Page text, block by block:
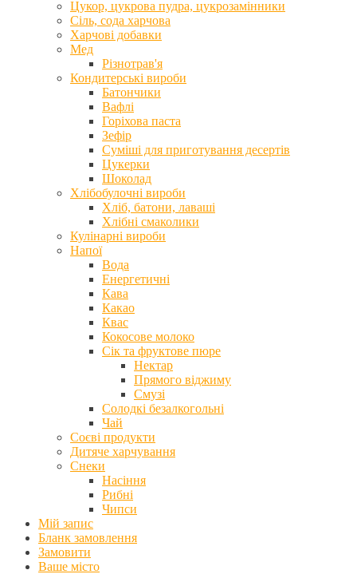
Цукор, цукрова пудра, цукрозамінники
Сіль, сода харчова
Харчові добавки
Мед
Різнотрав'я
Кондитерські вироби
Батончики
Вафлі
Горіхова паста
Зефір
Суміші для приготування десертів
Цукерки
Шоколад
Хлібобулочні вироби
Хліб, батони, лаваші
Хлібні смаколики
Кулінарні вироби
Напої
Вода
Енергетичні
Кава
Какао
Квас
Кокосове молоко
Сік та фруктове пюре
Нектар
Прямого віджиму
Смузі
Солодкі безалкогольні
Чай
Соєві продукти
Дитяче харчування
Снеки
Насіння
Рибні
Чипси
Мій запис
Бланк замовлення
Замовити
Ваше місто